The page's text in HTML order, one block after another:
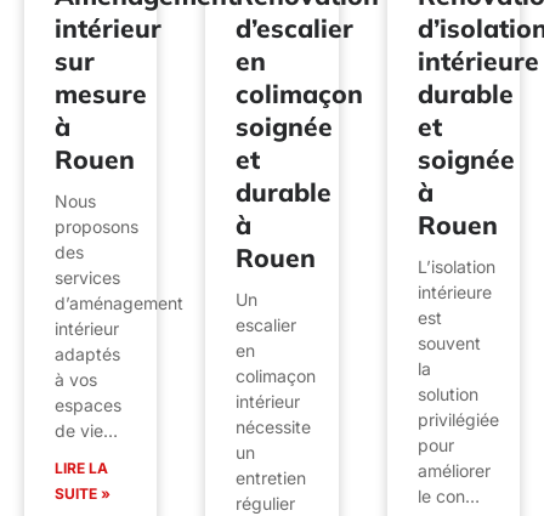
intérieur
sur
mesure
à
Rouen
Nous
proposons
des
services
d’aménagement
intérieur
adaptés
à vos
espaces
de vie…
LIRE LA
SUITE »
d’escalier
en
colimaçon
soignée
et
durable
à
Rouen
Un
escalier
en
colimaçon
intérieur
nécessite
un
entretien
régulier
intérieure
durable
et
soignée
à
Rouen
L’isolation
intérieure
est
souvent
la
solution
privilégiée
pour
améliorer
le con…